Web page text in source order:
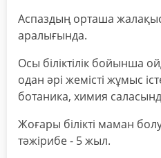
Аспаздың орташа
аралығында.
Осы біліктілік бойынша
одан әрі жемісті жұмыс
ботаника, химия
Жоғары білікті маман
тәжірибе - 5 жыл.